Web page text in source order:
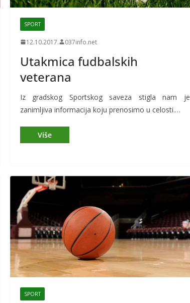
SPORT
12.10.2017. 037info.net
Utakmica fudbalskih
veterana
Iz gradskog Sportskog saveza stigla nam je
zanimljiva informacija koju prenosimo u celosti.…
SPORT